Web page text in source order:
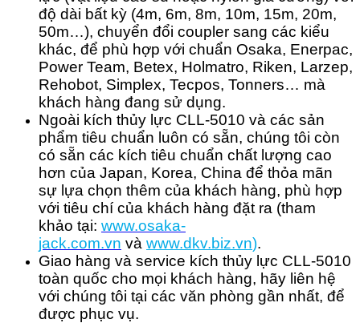
độ dài bất kỳ (4m, 6m, 8m, 10m, 15m, 20m,
50m…), chuyển đổi coupler sang các kiểu
khác, để phù hợp với chuẩn Osaka, Enerpac,
Power Team, Betex, Holmatro, Riken, Larzep,
Rehobot, Simplex, Tecpos, Tonners… mà
khách hàng đang sử dụng.
Ngoài kích thủy lực CLL-5010 và các sản
phẩm tiêu chuẩn luôn có sẵn, chúng tôi còn
có sẵn các kích tiêu chuẩn chất lượng cao
hơn của Japan, Korea, China để thỏa mãn
sự lựa chọn thêm của khách hàng, phù hợp
với tiêu chí của khách hàng đặt ra (tham
khảo tại: www.osaka-
jack.com.vn và www.dkv.biz.vn).
Giao hàng và service kích thủy lực CLL-5010
toàn quốc cho mọi khách hàng, hãy liên hệ
với chúng tôi tại các văn phòng gần nhất, để
được phục vụ.